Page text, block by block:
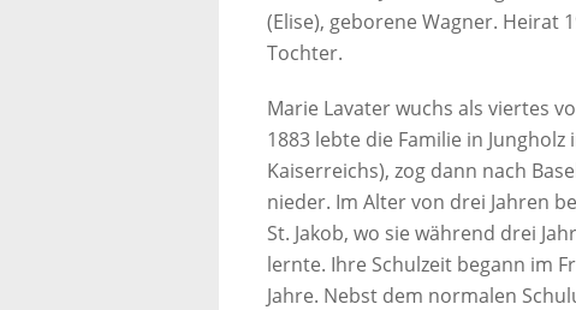
(Elise), geborene Wagner. Heirat
Tochter.
Marie Lavater wuchs als viertes
1883 lebte die Familie in
Kaiserreichs), zog dann nach
nieder. Im Alter von drei Jahren
St. Jakob, wo sie während drei
lernte. Ihre Schulzeit begann im
Jahre. Nebst dem normalen